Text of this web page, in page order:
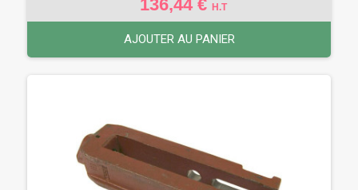
136,44 € H.T
AJOUTER AU PANIER